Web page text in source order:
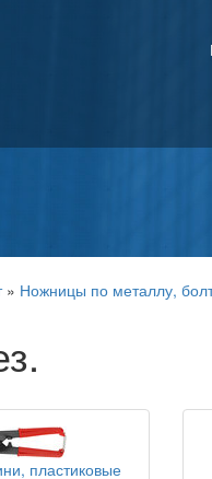
» Ножницы по металлу,
пластиковые